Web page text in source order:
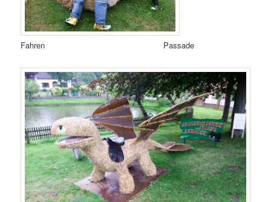
Fahren Passade